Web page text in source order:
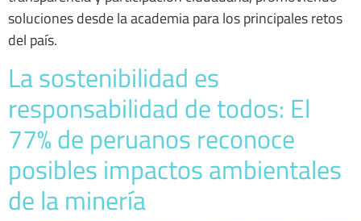
soluciones desde la academia para los principales retos
del país.
La sostenibilidad es
responsabilidad de todos: El
77% de peruanos reconoce
posibles impactos ambientales
de la minería